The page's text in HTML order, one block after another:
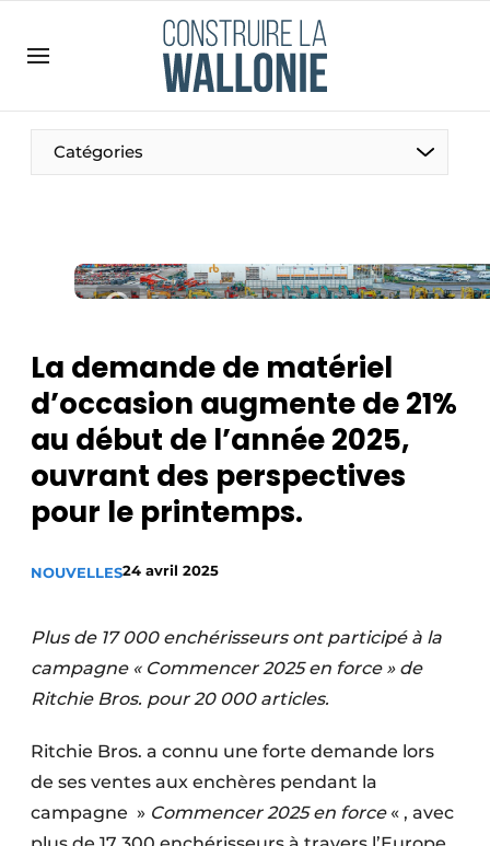
Emploi
Enregistrer une offre d’emploi
Meest gelezen
Podcasts
Privacy / Cookie statement
S’inscrire à l’événement
S’inscrire
Termes et conditions
Catégories
Construction bois
Contrôle d’accès
Éclairage
Fondations
La demande de matériel
d’occasion augmente de 21%
au début de l’année 2025,
ouvrant des perspectives
pour le printemps.
NOUVELLES24 avril 2025
Plus de 17 000 enchérisseurs ont participé à la
campagne « Commencer 2025 en force » de
Ritchie Bros. pour 20 000 articles.
Ritchie Bros. a connu une forte demande lors
de ses ventes aux enchères pendant la
campagne » Commencer 2025 en force« , avec